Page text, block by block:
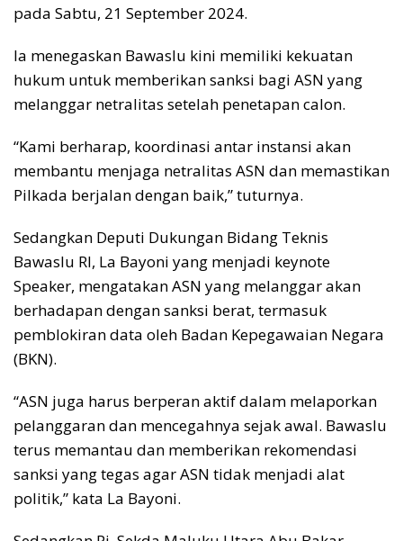
pada Sabtu, 21 September 2024.
Ia menegaskan Bawaslu kini memiliki kekuatan
hukum untuk memberikan sanksi bagi ASN yang
melanggar netralitas setelah penetapan calon.
“Kami berharap, koordinasi antar instansi akan
membantu menjaga netralitas ASN dan memastikan
Pilkada berjalan dengan baik,” tuturnya.
Sedangkan Deputi Dukungan Bidang Teknis
Bawaslu RI, La Bayoni yang menjadi keynote
Speaker, mengatakan ASN yang melanggar akan
berhadapan dengan sanksi berat, termasuk
pemblokiran data oleh Badan Kepegawaian Negara
(BKN).
“ASN juga harus berperan aktif dalam melaporkan
pelanggaran dan mencegahnya sejak awal. Bawaslu
terus memantau dan memberikan rekomendasi
sanksi yang tegas agar ASN tidak menjadi alat
politik,” kata La Bayoni.